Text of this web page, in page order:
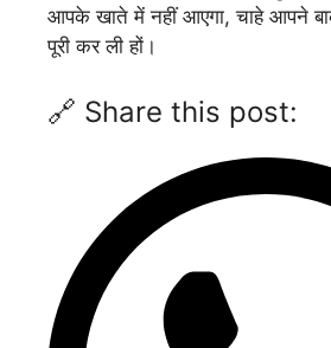
आपके खाते में नहीं आएगा, चाहे आपने
पूरी कर ली हों।
🔗 Share this post: